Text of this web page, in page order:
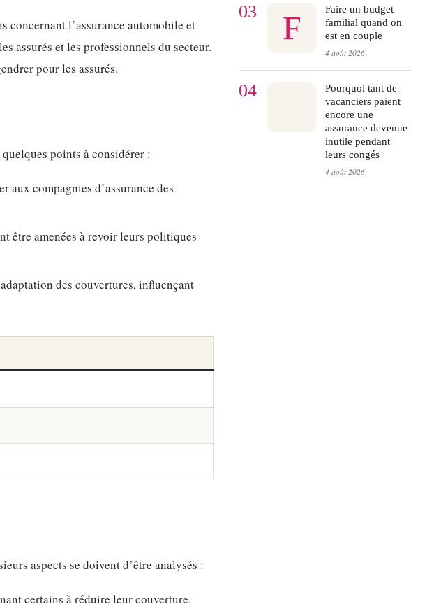
concernant l’assurance automobile et
assurés et les professionnels du secteur.
pour les assurés.
points à considérer :
aux compagnies d’assurance des
être amenées à revoir leurs politiques
des couvertures, influençant
aspects se doivent d’être analysés :
certains à réduire leur couverture.
03 F
Faire un budget
familial quand on
est en couple
4 août 2026
04
Pourquoi tant de
vacanciers paient
encore une
assurance devenue
inutile pendant
leurs congés
4 août 2026